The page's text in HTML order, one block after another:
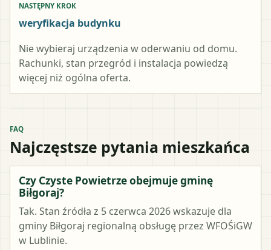
NASTĘPNY KROK
weryfikacja budynku
Nie wybieraj urządzenia w oderwaniu od domu.
Rachunki, stan przegród i instalacja powiedzą
więcej niż ogólna oferta.
FAQ
Najczęstsze pytania mieszkańca
Czy Czyste Powietrze obejmuje gminę
Biłgoraj?
Tak. Stan źródła z 5 czerwca 2026 wskazuje dla
gminy Biłgoraj regionalną obsługę przez WFOŚiGW
w Lublinie.